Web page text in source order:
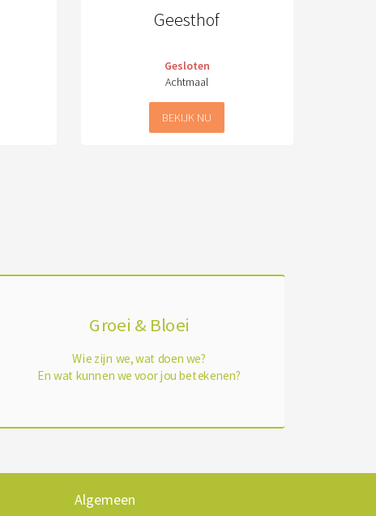
Geesthof
Gesloten
Achtmaal
BEKIJK NU
Groei & Bloei
Wie zijn we, wat doen we?
En wat kunnen we voor jou betekenen?
Algemeen